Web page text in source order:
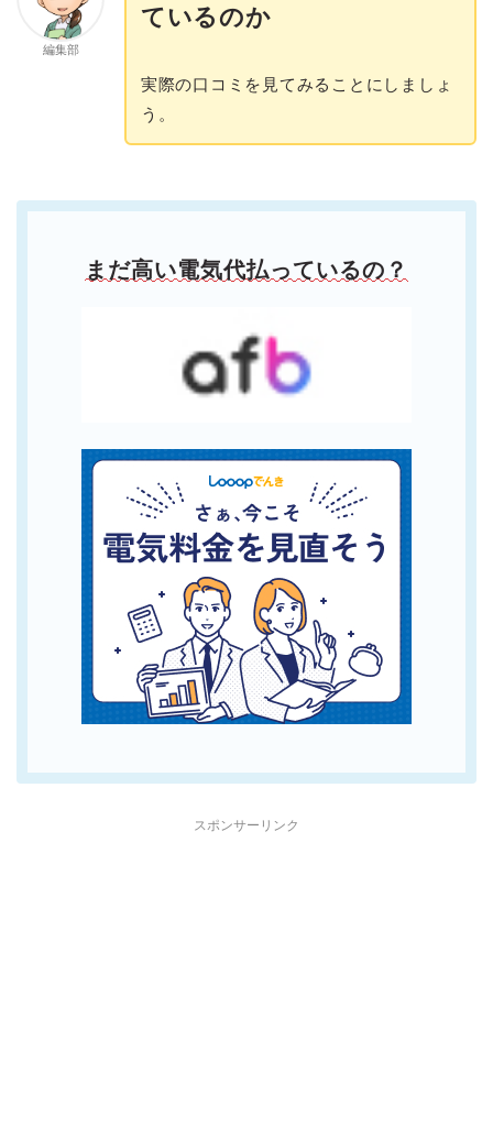
編集部
ているのか
実際の口コミを見てみることにしましょ
う。
まだ高い電気代払っているの？
スポンサーリンク